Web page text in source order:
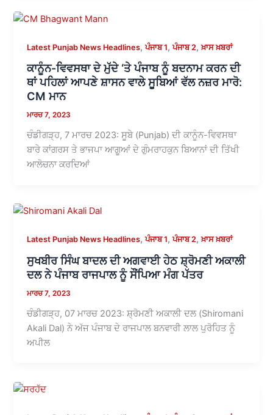
Latest Punjab News Headlines,ਪੰਜਾਬ 1,ਪੰਜਾਬ 2,ਖ਼ਾਸ ਖ਼ਬਰਾਂ
ਕਾਨੂੰਨ-ਵਿਵਸਥਾ ਦੇ ਮੁੱਦੇ ‘ਤੇ ਪੰਜਾਬ ਨੂੰ ਬਦਨਾਮ ਕਰਨ ਦੀ
ਥਾਂ ਪਹਿਲਾਂ ਆਪਣੇ ਸ਼ਾਸਨ ਵਾਲੇ ਸੂਬਿਆਂ ਵੱਲ ਨਜ਼ਰ ਮਾਰੋ:
CM ਮਾਨ
ਮਾਰਚ 7, 2023
ਚੰਡੀਗੜ੍ਹ, 7 ਮਾਰਚ 2023: ਸੂਬੇ (Punjab) ਦੀ ਕਾਨੂੰਨ-ਵਿਵਸਥਾ
ਬਾਰੇ ਕਾਂਗਰਸ ਤੇ ਭਾਜਪਾ ਆਗੂਆਂ ਦੇ ਗੁੰਮਰਾਹਕੁਨ ਬਿਆਨਾਂ ਦੀ ਤਿੱਖੀ
ਆਲੋਚਨਾ ਕਰਦਿਆਂ
Latest Punjab News Headlines,ਪੰਜਾਬ 1,ਪੰਜਾਬ 2,ਖ਼ਾਸ ਖ਼ਬਰਾਂ
ਸੁਖਬੀਰ ਸਿੰਘ ਬਾਦਲ ਦੀ ਅਗਵਾਈ ਹੇਠ ਸ਼੍ਰੋਮਣੀ ਅਕਾਲੀ
ਦਲ ਨੇ ਪੰਜਾਬ ਰਾਜਪਾਲ ਨੂੰ ਸੌਂਪਿਆ ਮੰਗ ਪੱਤਰ
ਮਾਰਚ 7, 2023
ਚੰਡੀਗੜ੍ਹ, 07 ਮਾਰਚ 2023: ਸ਼੍ਰੋਮਣੀ ਅਕਾਲੀ ਦਲ (Shiromani
Akali Dal) ਨੇ ਅੱਜ ਪੰਜਾਬ ਦੇ ਰਾਜਪਾਲ ਬਨਵਾਰੀ ਲਾਲ ਪੁਰੋਹਿਤ ਨੂੰ
ਅਪੀਲ